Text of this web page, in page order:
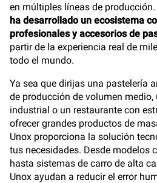
en múltiples líneas de
ha desarrollado un ecosistema
profesionales y accesorios de
partir de la experiencia real de
todo el mundo.
Ya sea que dirijas una pastelería
de producción de volumen
industrial o un restaurante con
ofrecer grandes productos de
Unox proporciona la solución
tus necesidades. Desde modelos
hasta sistemas de carro de alta
Unox ayudan a reducir el error